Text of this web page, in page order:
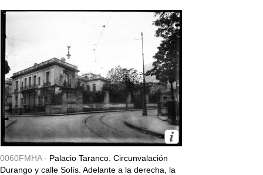
0060FMHA - Palacio Taranco. Circunvalación
Durango y calle Solís. Adelante a la derecha, la